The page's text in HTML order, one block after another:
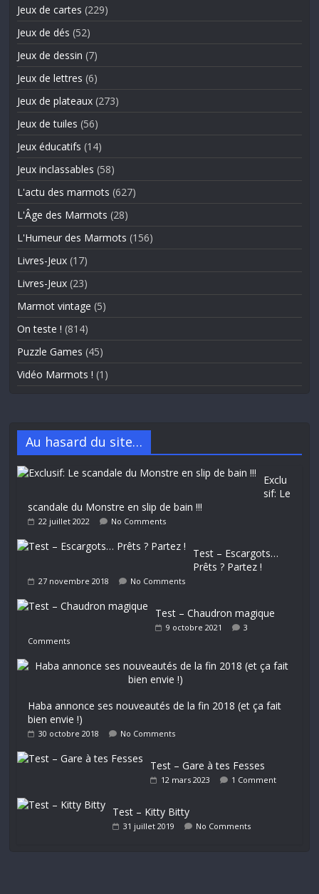
Jeux de cartes (229)
Jeux de dés (52)
Jeux de dessin (7)
Jeux de lettres (6)
Jeux de plateaux (273)
Jeux de tuiles (56)
Jeux éducatifs (14)
Jeux inclassables (58)
L'actu des marmots (627)
L'Âge des Marmots (28)
L'Humeur des Marmots (156)
Livres-Jeux (17)
Livres-Jeux (23)
Marmot vintage (5)
On teste ! (814)
Puzzle Games (45)
Vidéo Marmots ! (1)
Au hasard du site…
Exclu
sif: Le
scandale du Monstre en slip de bain !!!
22 juillet 2022 No Comments
Test – Escargots…
Prêts ? Partez !
27 novembre 2018 No Comments
Test – Chaudron magique
9 octobre 2021
3
Comments
Haba annonce ses nouveautés de la fin 2018 (et ça fait
bien envie !)
30 octobre 2018 No Comments
Test – Gare à tes Fesses
12 mars 2023 1 Comment
Test – Kitty Bitty
31 juillet 2019 No Comments